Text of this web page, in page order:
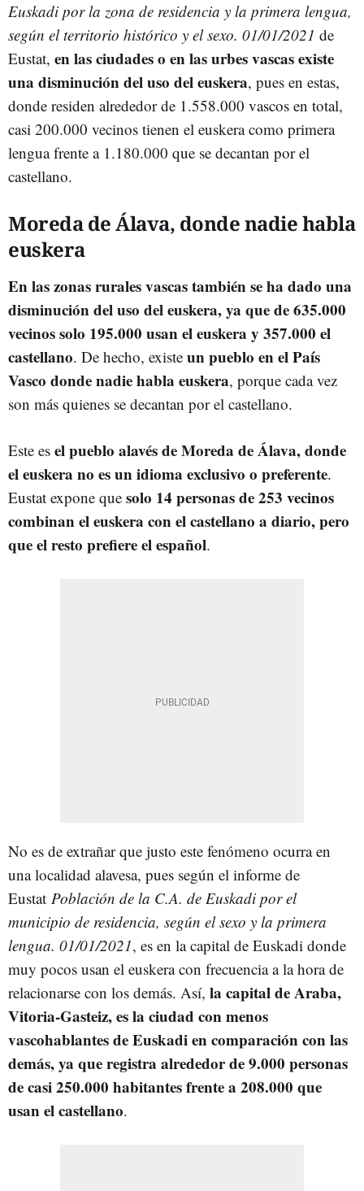
Euskadi por la zona de residencia y la primera lengua,
según el territorio histórico y el sexo. 01/01/2021 de
Eustat, en las ciudades o en las urbes vascas existe
una disminución del uso del euskera, pues en estas,
donde residen alrededor de 1.558.000 vascos en total,
casi 200.000 vecinos tienen el euskera como primera
lengua frente a 1.180.000 que se decantan por el
castellano.
Moreda de Álava, donde nadie habla
euskera
En las zonas rurales vascas también se ha dado una
disminución del uso del euskera, ya que de 635.000
vecinos solo 195.000 usan el euskera y 357.000 el
castellano. De hecho, existe un pueblo en el País
Vasco donde nadie habla euskera, porque cada vez
son más quienes se decantan por el castellano.
Este es el pueblo alavés de Moreda de Álava, donde
el euskera no es un idioma exclusivo o preferente.
Eustat expone que solo 14 personas de 253 vecinos
combinan el euskera con el castellano a diario, pero
que el resto prefiere el español.
No es de extrañar que justo este fenómeno ocurra en
una localidad alavesa, pues según el informe de
Eustat Población de la C.A. de Euskadi por el
municipio de residencia, según el sexo y la primera
lengua. 01/01/2021, es en la capital de Euskadi donde
muy pocos usan el euskera con frecuencia a la hora de
relacionarse con los demás. Así, la capital de Araba,
Vitoria-Gasteiz, es la ciudad con menos
vascohablantes de Euskadi en comparación con las
demás, ya que registra alrededor de 9.000 personas
de casi 250.000 habitantes frente a 208.000 que
usan el castellano.